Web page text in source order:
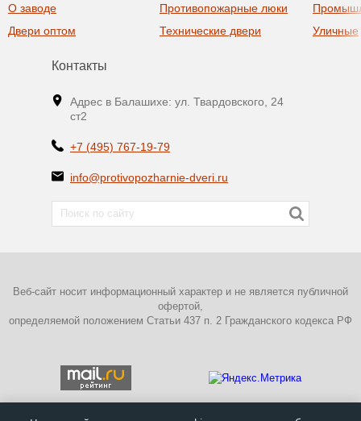
О заводе
Двери оптом
Противопожарные люки
Технические двери
Уличные
Контакты
Адрес в Балашихе: ул. Твардовского, 24
ст2
+7 (495) 767-19-79
info@protivopozharnie-dveri.ru
Веб-сайт носит информационный характер и не является публичной
офертой,
определяемой положением Статьи 437 п. 2 Гражданского кодекса РФ